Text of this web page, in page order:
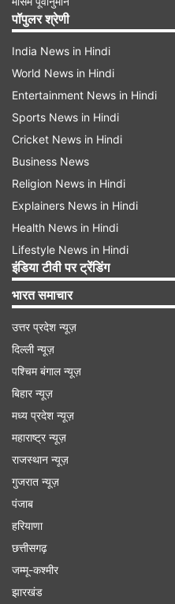
वृषभ राशि के स्वामी शुक्र
का अत्याधिक फल वृषभ राशि
मिलेगा। जो लोग नया
लिए समय अति उत्तम रहेगा।
से वृषभ राशि वालों को धन
उधार दिया पैसा वापस मिल
से अधिक मजबूत होगी।
मिथुन राशि
नवपंचम राजयोग मिथुन राशि
भाग्य का पूरा साथ मिलेगा।
जिम्मेदारी मिल सकती है।
लग सकती है, जिसमें आगे
आय में भी वृद्धि हो सकती
मिथुन राशि वालों के फायदेमंद
पॉपुलर श्रेणी
India News in Hindi
World News in Hindi
Entertainment News in Hindi
Sports News in Hindi
Cricket News in Hindi
Business News
Religion News in Hindi
Explainers News in Hindi
Health News in Hindi
Lifestyle News in Hindi
इंडिया टीवी पर ट्रेंडिंग
भारत समाचार
उत्तर प्रदेश न्यूज़
दिल्ली न्यूज़
पश्चिम बंगाल न्यूज़
बिहार न्यूज़
मध्य प्रदेश न्यूज़
महाराष्ट्र न्यूज़
राजस्थान न्यूज़
गुजरात न्यूज़
पंजाब
हरियाणा
छत्तीसगढ़
जम्मू-कश्मीर
झारखंड